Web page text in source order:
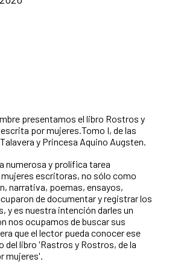
presentamos el libro Rostros y
por mujeres.Tomo I, de las
y Princesa Aquino Augsten.
numerosa y prolífica tarea
escritoras, no sólo como
narrativa, poemas, ensayos,
de documentar y registrar los
y es nuestra intención darles un
nos ocupamos de buscar sus
que el lector pueda conocer ese
del libro 'Rastros y Rostros, de la
mujeres'.